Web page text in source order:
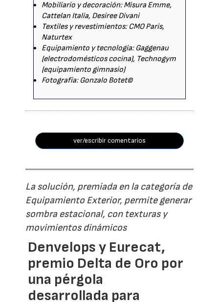
Mobiliario y decoración: Misura Emme,
Cattelan Italia, Desiree Divani
Textiles y revestimientos: CMO Paris,
Naturtex
Equipamiento y tecnología: Gaggenau
(electrodomésticos cocina), Technogym
(equipamiento gimnasio)
Fotografía: Gonzalo Botet©
ver/escribir comentarios
La solución, premiada en la categoría de
Equipamiento Exterior, permite generar
sombra estacional, con texturas y
movimientos dinámicos
Denvelops y Eurecat,
premio Delta de Oro por
una pérgola
desarrollada para